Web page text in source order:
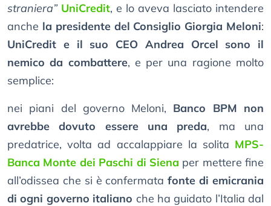
straniera” UniCredit, e lo aveva lasciato intendere
anche la presidente del Consiglio Giorgia Meloni:
UniCredit e il suo CEO Andrea Orcel sono il
nemico da combattere, e per una ragione molto
semplice:
nei piani del governo Meloni, Banco BPM non
avrebbe dovuto essere una preda, ma una
predatrice, volta ad accalappiare la solita MPS-
Banca Monte dei Paschi di Siena per mettere fine
all’odissea che si è confermatafonte di emicrania
di ogni governo italiano che ha guidato l’Italia dal